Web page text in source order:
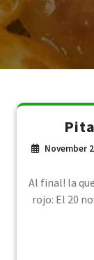
November
Al final! la
rojo: El 20